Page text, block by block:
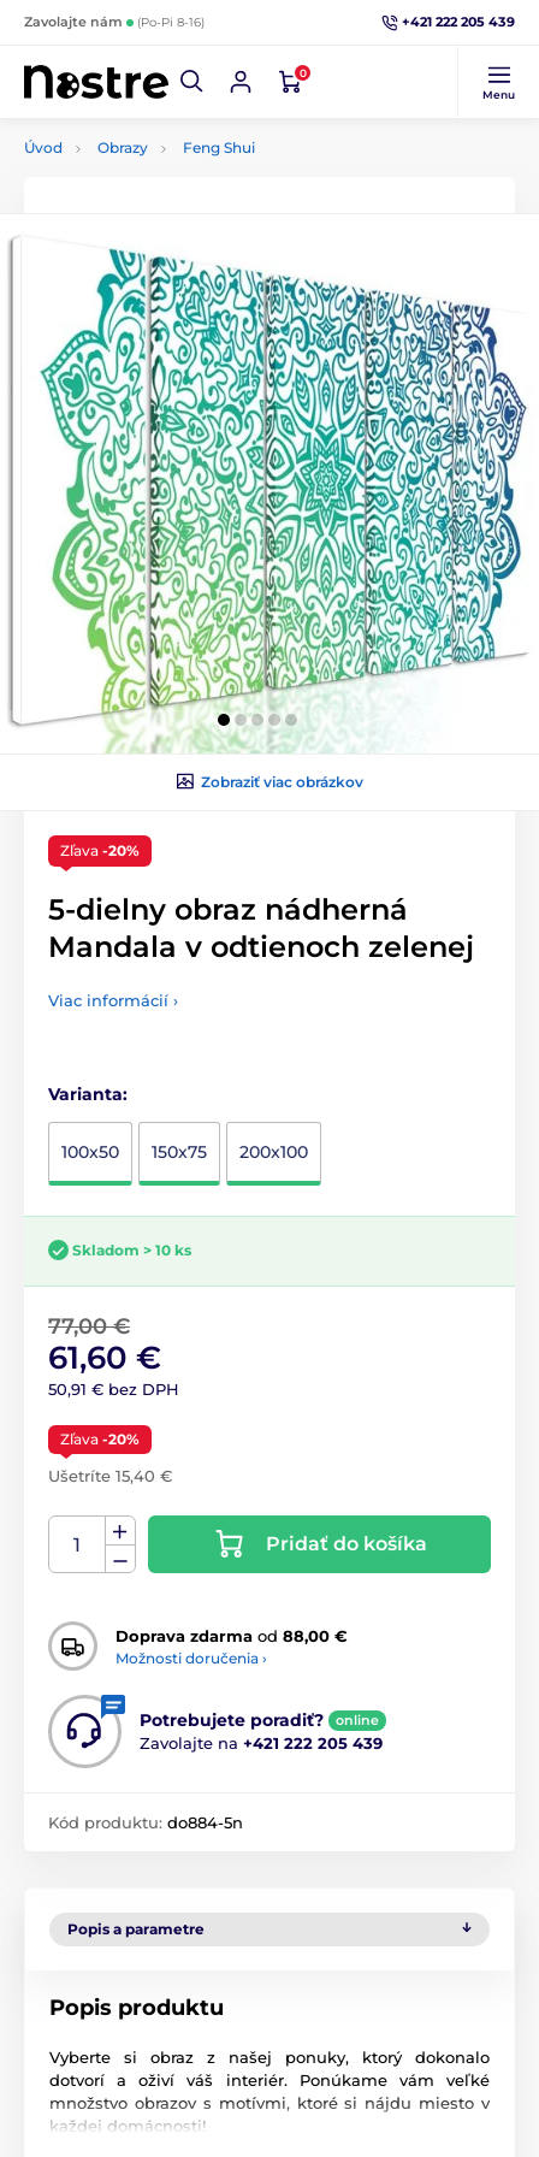
Zavolajte nám (Po-Pi 8-16) +421 222 205 439
0
Menu
Úvod Obrazy Feng Shui
Zobraziť viac obrázkov
Zľava -20%
5-dielny obraz nádherná
Mandala v odtienoch zelenej
Viac informácií ›
Varianta:
100x50 150x75 200x100
Skladom > 10 ks
77,00 €
61,60 €
50,91 € bez DPH
Zľava -20%
Ušetríte 15,40 €
Pridať do košíka
Doprava zdarma od 88,00 €
Možnosti doručenia ›
Potrebujete poradiť? online
Zavolajte na +421 222 205 439
Kód produktu: do884-5n
Popis a parametre
Popis produktu
Vyberte si obraz z našej ponuky, ktorý dokonalo
dotvorí a oživí váš interiér. Ponúkame vám veľké
množstvo obrazov s motívmi, ktoré si nájdu miesto v
každej domácnosti!